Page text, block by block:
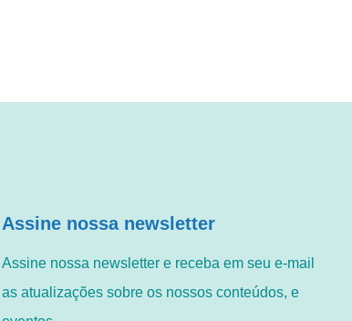
Assine nossa newsletter
Assine nossa newsletter e receba em seu e-mail
as atualizações sobre os nossos conteúdos, e